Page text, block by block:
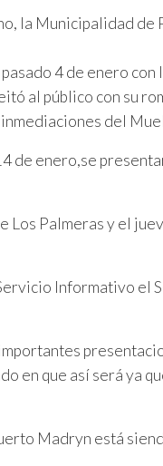
la Municipalidad
4 de enero
al público con su
del
de enero,se
Los Palmeras y el
Informativo el
en que así será ya
Madryn está